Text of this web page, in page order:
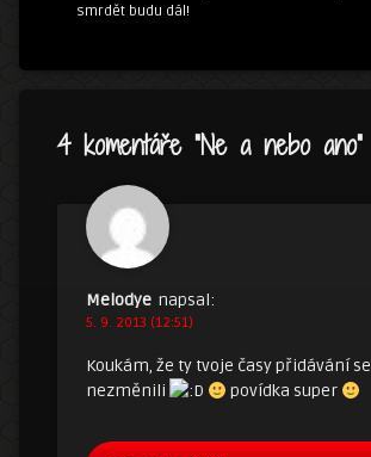
smrdět budu dál!
4 komentáře “Ne a nebo ano”
Melodye napsal:
5. 9. 2013 (12:51)
Koukám, že ty tvoje časy přidávání se
nezměnili
povídka super